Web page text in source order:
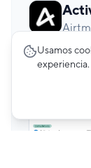
Airtm
Usamos
experiencia.